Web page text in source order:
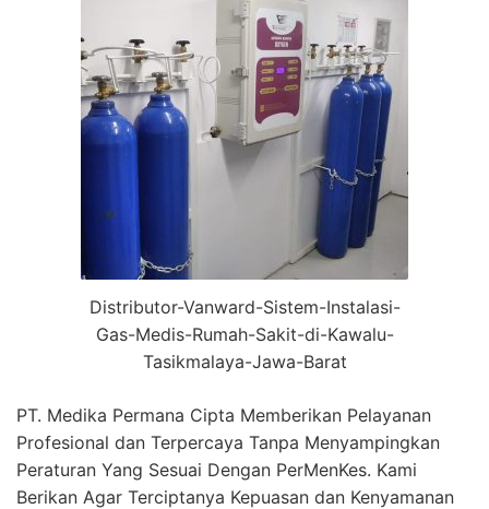
Distributor-Vanward-Sistem-Instalasi-
Gas-Medis-Rumah-Sakit-di-Kawalu-
Tasikmalaya-Jawa-Barat
PT. Medika Permana Cipta Memberikan Pelayanan
Profesional dan Terpercaya Tanpa Menyampingkan
Peraturan Yang Sesuai Dengan PerMenKes. Kami
Berikan Agar Terciptanya Kepuasan dan Kenyamanan